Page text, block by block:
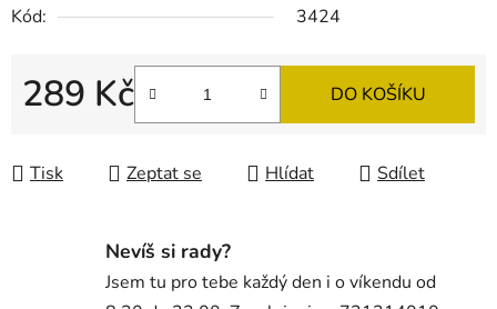
Kód:
3424
289 Kč DO KOŠÍKU
Tisk Zeptat se Hlídat Sdílet
Nevíš si rady?
Jsem tu pro tebe každý den i o víkendu od